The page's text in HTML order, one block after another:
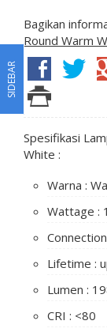
Bagikan
Round Warm
Spesifikasi
White :
Warna :
Wattage :
Lifetime :
Lumen :
CRI : <80
SIDEBAR